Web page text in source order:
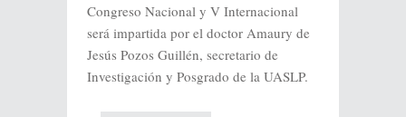
Congreso Nacional y V Internacional
será impartida por el doctor Amaury de
Jesús Pozos Guillén, secretario de
Investigación y Posgrado de la UASLP.